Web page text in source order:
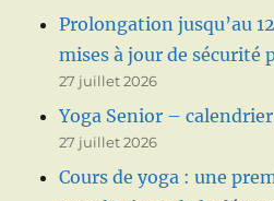
Prolongation jusqu’au
mises à jour de sécurité
27 juillet 2026
Yoga Senior –
27 juillet 2026
Cours de yoga : une